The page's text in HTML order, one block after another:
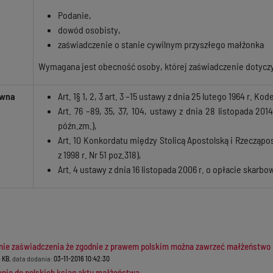
Podanie,
dowód osobisty,
zaświadczenie o stanie cywilnym przyszłego małżonka
Wymagana jest obecność osoby, której zaświadczenie
Art. 1§ 1, 2, 3 art. 3 –15 ustawy z dnia 25 lutego 1964 r.
Art. 76 –89, 35, 37, 104, ustawy z dnia 28 listopada
późn.zm.),
Art. 10 Konkordatu między Stolicą Apostolską i
z 1998 r. Nr 51 poz.318),
Art. 4 ustawy z dnia 16 listopada 2006 r. o opłacie
zaświadczenia że zgodnie z prawem polskim można zawrzeć małżeństwo
KB, data dodania: 03-11-2016 10:42:30